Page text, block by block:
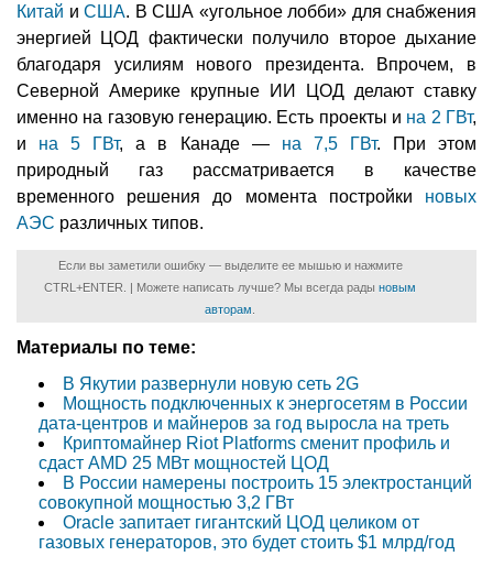
Китай и США. В США «угольное лобби» для снабжения
энергией ЦОД фактически получило второе дыхание
благодаря усилиям нового президента. Впрочем, в
Северной Америке крупные ИИ ЦОД делают ставку
именно на газовую генерацию. Есть проекты и на 2 ГВт,
и на 5 ГВт, а в Канаде — на 7,5 ГВт. При этом
природный газ рассматривается в качестве
временного решения до момента постройки новых
АЭС различных типов.
Если вы заметили ошибку — выделите ее мышью и нажмите
CTRL+ENTER. | Можете написать лучше? Мы всегда рады новым
авторам
Материалы по теме:
В Якутии развернули новую сеть 2G
Мощность подключенных к энергосетям в России
дата-центров и майнеров за год выросла на треть
Криптомайнер Riot Platforms сменит профиль и
сдаст AMD 25 МВт мощностей ЦОД
В России намерены построить 15 электростанций
совокупной мощностью 3,2 ГВт
Oracle запитает гигантский ЦОД целиком от
газовых генераторов, это будет стоить $1 млрд/год